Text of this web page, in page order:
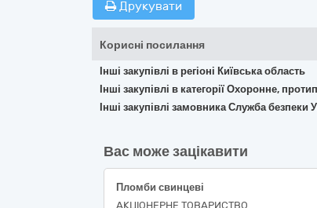
Друкувати
Корисні посилання
Інші закупівлі в регіоні Київська область
Інші закупівлі в категорії Охоронне,
Інші закупівлі замовника Служба безпеки
Вас може зацікавити
Пломби свинцеві
АКЦІОНЕРНЕ ТОВАРИСТВО